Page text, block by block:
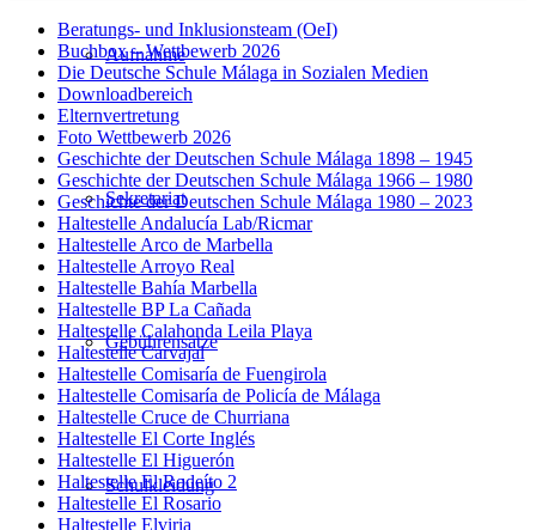
Aufnahme
Sekretariat
Gebührensätze
Schulkleidung
Beratungs- und Inklusionsteam (OeI)
Buchbox – Wettbewerb 2026
Die Deutsche Schule Málaga in Sozialen Medien
Downloadbereich
Elternvertretung
Foto Wettbewerb 2026
Geschichte der Deutschen Schule Málaga 1898 – 1945
Geschichte der Deutschen Schule Málaga 1966 – 1980
Geschichte der Deutschen Schule Málaga 1980 – 2023
Haltestelle Andalucía Lab/Ricmar
Haltestelle Arco de Marbella
Haltestelle Arroyo Real
Haltestelle Bahía Marbella
Haltestelle BP La Cañada
Haltestelle Calahonda Leila Playa
Haltestelle Carvajal
Haltestelle Comisaría de Fuengirola
Haltestelle Comisaría de Policía de Málaga
Haltestelle Cruce de Churriana
Haltestelle El Corte Inglés
Haltestelle El Higuerón
Haltestelle El Rodeíto 2
Haltestelle El Rosario
Haltestelle Elviria